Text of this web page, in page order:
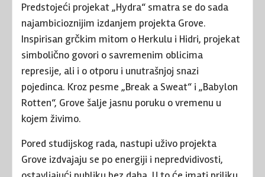
Predstojeći projekat „Hydra“ smatra se do sada
najambicioznijim izdanjem projekta Grove.
Inspirisan grčkim mitom o Herkulu i Hidri, projekat
simbolično govori o savremenim oblicima
represije, ali i o otporu i unutrašnjoj snazi
pojedinca. Kroz pesme „Break a Sweat“ i „Babylon
Rotten“, Grove šalje jasnu poruku o vremenu u
kojem živimo.
Pored studijskog rada, nastupi uživo projekta
Grove izdvajaju se po energiji i nepredvidivosti,